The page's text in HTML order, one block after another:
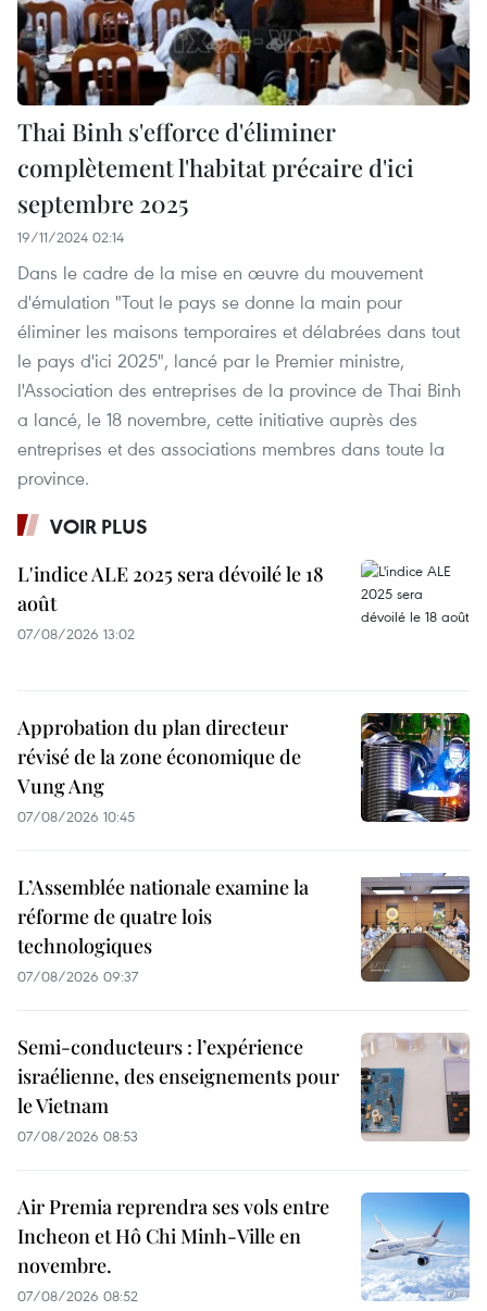
Thai Binh s'efforce d'éliminer
complètement l'habitat précaire d'ici
septembre 2025
19/11/2024 02:14
Dans le cadre de la mise en œuvre du mouvement
d'émulation "Tout le pays se donne la main pour
éliminer les maisons temporaires et délabrées dans tout
le pays d'ici 2025", lancé par le Premier ministre,
l'Association des entreprises de la province de Thai Binh
a lancé, le 18 novembre, cette initiative auprès des
entreprises et des associations membres dans toute la
province.
VOIR PLUS
L'indice ALE 2025 sera dévoilé le 18
août
07/08/2026 13:02
Approbation du plan directeur
révisé de la zone économique de
Vung Ang
07/08/2026 10:45
L’Assemblée nationale examine la
réforme de quatre lois
technologiques
07/08/2026 09:37
Semi-conducteurs : l’expérience
israélienne, des enseignements pour
le Vietnam
07/08/2026 08:53
Air Premia reprendra ses vols entre
Incheon et Hô Chi Minh-Ville en
novembre.
07/08/2026 08:52